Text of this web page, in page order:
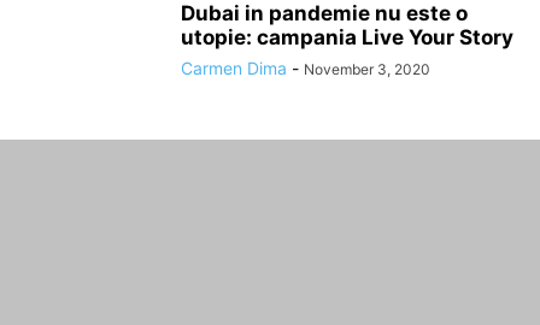
Dubai in pandemie nu este o
utopie: campania Live Your Story
Carmen Dima - November 3, 2020